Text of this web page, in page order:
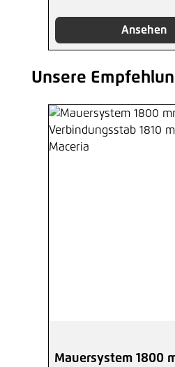
Ansehen
Produktgalerie
Unsere
Mauersystem 1800